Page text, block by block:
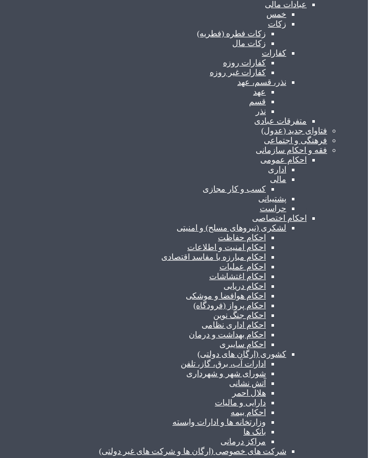
عبادات مالی
خمس
زکات
زکات فطره (فطریه)
زکات مال
کفارات
کفارات روزه
کفارات غیر روزه
نذر، قسم، عهد
عهد
قسم
نذر
متفرقات عبادی
فتاوای جدید (عدول)
فرهنگی و اجتماعی
فقه و احکام سازمانی
احکام عمومی
اداری
مالی
کسب و کار مجازی
پشتیبانی
حراست
احکام اختصاصی
لشکری (نیروهای مسلح) و امنیتی
احکام حفاظت
احکام امنیت و اطلاعات
احکام مبارزه با مفاسد اقتصادی
احکام عملیات
احکام اغتشاشات
احکام دریایی
احکام هوافضا و موشکی
احکام پرواز (فرودگاه)
احکام جنگ نوین
احکام اداری نظامی
احکام بهداشت و درمان
احکام سایبری
کشوری (ارگان های دولتی)
ادارات آب، برق، گاز، تلفن
شورای شهر و شهرداری
آتش نشانی
هلال احمر
دارایی و مالیات
احکام بیمه
وزارتخانه ها و ادارات وابسته
بانک ها
مراکز درمانی
شرکت های خصوصی (ارگان ها و شرکت های غیر دولتی)